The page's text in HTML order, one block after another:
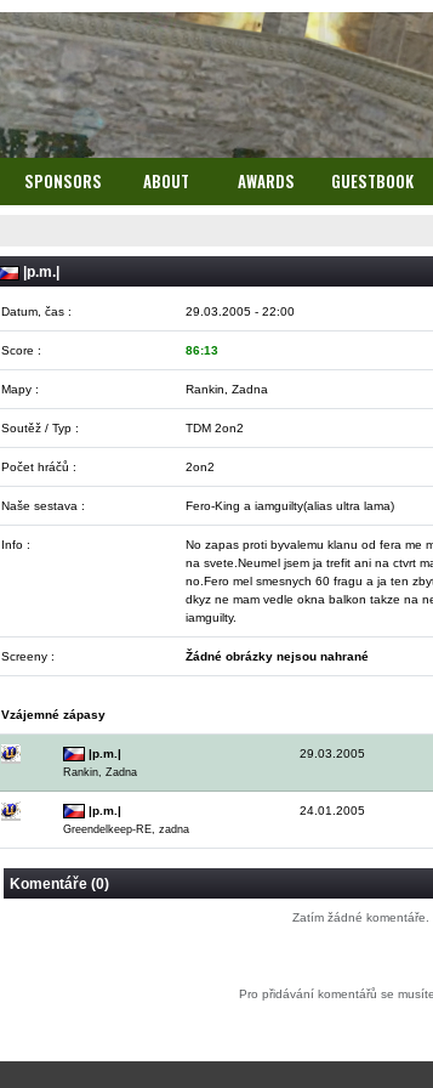
SPONSORS ABOUT AWARDS GUESTBOOK
|p.m.|
Datum, čas : 29.03.2005 - 22:00
Score : 86:13
Mapy : Rankin, Zadna
Soutěž / Typ : TDM 2on2
Počet hráčů : 2on2
Naše sestava : Fero-King a iamguilty(alias ultra lama)
Info :
No zapas proti byvalemu klanu od fera me
na svete.Neumel jsem ja trefit ani na ctvrt
no.Fero mel smesnych 60 fragu a ja ten
dkyz ne mam vedle okna balkon takze na
iamguilty.
Screeny : Žádné obrázky nejsou nahrané
Vzájemné zápasy
|p.m.|
Rankin, Zadna
29.03.2005
|p.m.|
Greendelkeep-RE, zadna
24.01.2005
Komentáře (0)
Zatím žádné komentáře.
Pro přidávání komentářů se